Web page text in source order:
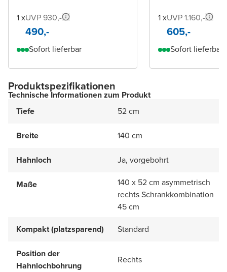
1 xUVP 930,-
490,-
Sofort lieferbar
1 xUVP 1.160,-
605,-
Sofort lieferbar
Produktspezifikationen
Technische Informationen zum Produkt
Tiefe
52 cm
Breite 140 cm
Hahnloch Ja, vorgebohrt
Maße
140 x 52 cm asymmetrisch
rechts Schrankkombination
45 cm
Kompakt (platzsparend)
Standard
Position der
Hahnlochbohrung
Rechts